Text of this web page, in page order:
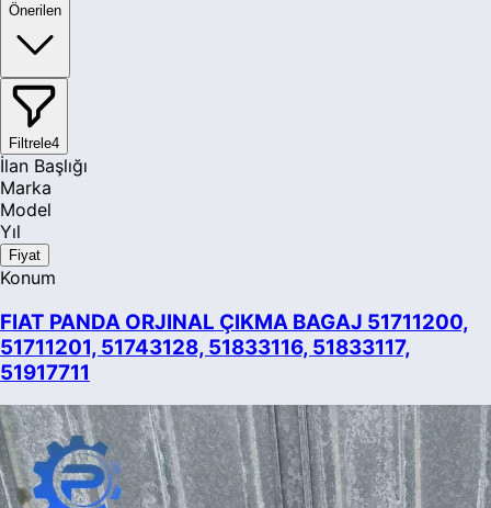
Önerilen
Filtrele4
İlan Başlığı
Marka
Model
Yıl
Fiyat
Konum
FIAT PANDA ORJINAL ÇIKMA BAGAJ 51711200,
51711201, 51743128, 51833116, 51833117,
51917711